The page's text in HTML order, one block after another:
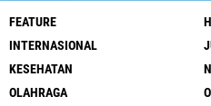
FEATURE
INTERNASIONAL
KESEHATAN
OLAHRAGA